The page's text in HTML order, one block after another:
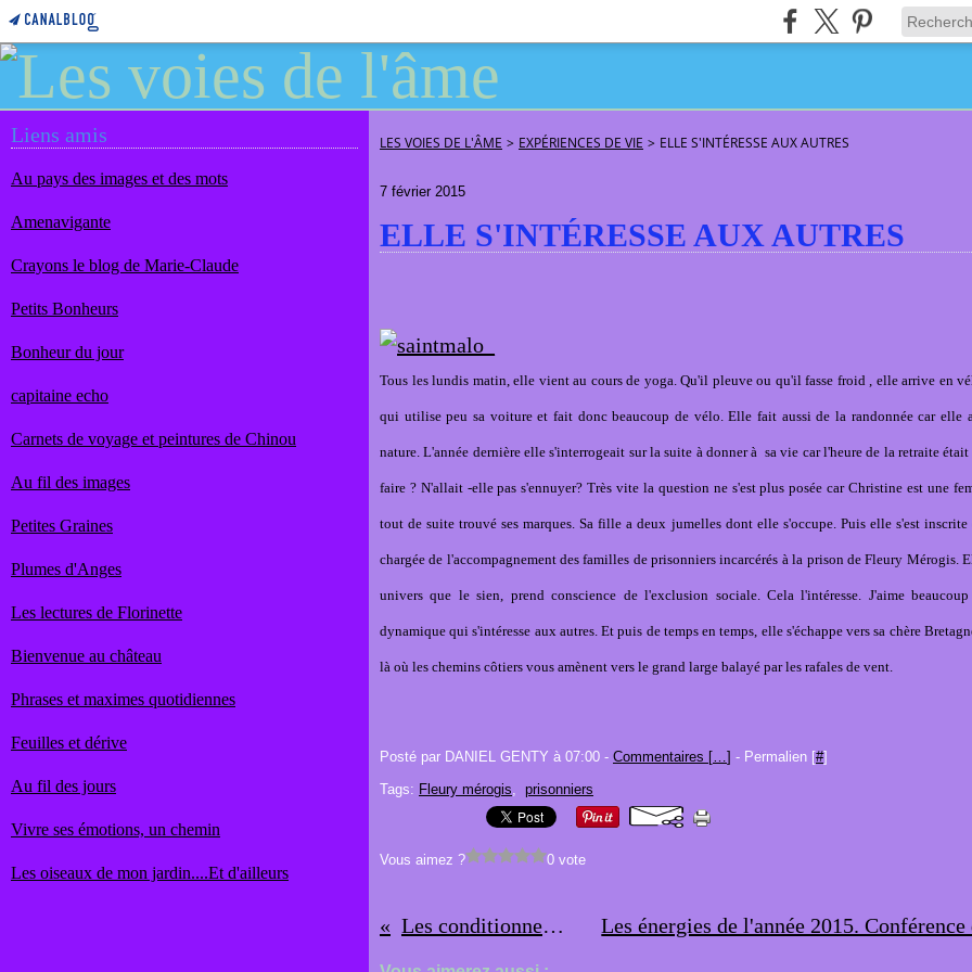
Liens amis
Au pays des images et des mots
Amenavigante
Crayons le blog de Marie-Claude
Petits Bonheurs
Bonheur du jour
capitaine echo
Carnets de voyage et peintures de Chinou
Au fil des images
Petites Graines
Plumes d'Anges
Les lectures de Florinette
Bienvenue au château
Phrases et maximes quotidiennes
Feuilles et dérive
Au fil des jours
Vivre ses émotions, un chemin
Les oiseaux de mon jardin....Et d'ailleurs
LES VOIES DE L'ÂME > EXPÉRIENCES DE VIE > ELLE S'INTÉRESSE AUX AUTRES
7 février 2015
ELLE S'INTÉRESSE AUX AUTRES
Tous les lundis matin, elle vient au cours de yoga. Qu'il pleuve ou qu'il fasse froid , elle arrive en
qui utilise peu sa voiture et fait donc beaucoup de vélo. Elle fait aussi de la randonnée car elle
nature. L'année dernière elle s'interrogeait sur la suite à donner à sa vie car l'heure de la retraite
faire ? N'allait -elle pas s'ennuyer? Très vite la question ne s'est plus posée car Christine est une
tout de suite trouvé ses marques. Sa fille a deux jumelles dont elle s'occupe. Puis elle s'est inscrite
chargée de l'accompagnement des familles de prisonniers incarcérés à la prison de Fleury Mérogis.
univers que le sien, prend conscience de l'exclusion sociale. Cela l'intéresse. J'aime
dynamique qui s'intéresse aux autres. Et puis de temps en temps, elle s'échappe vers sa chère
là où les chemins côtiers vous amènent vers le grand large balayé par les rafales de vent.
Posté par DANIEL GENTY à 07:00 - Commentaires […] - Permalien [#]
Tags: Fleury mérogis, prisonniers
Vous aimez ? 0 vote
Les conditionnements